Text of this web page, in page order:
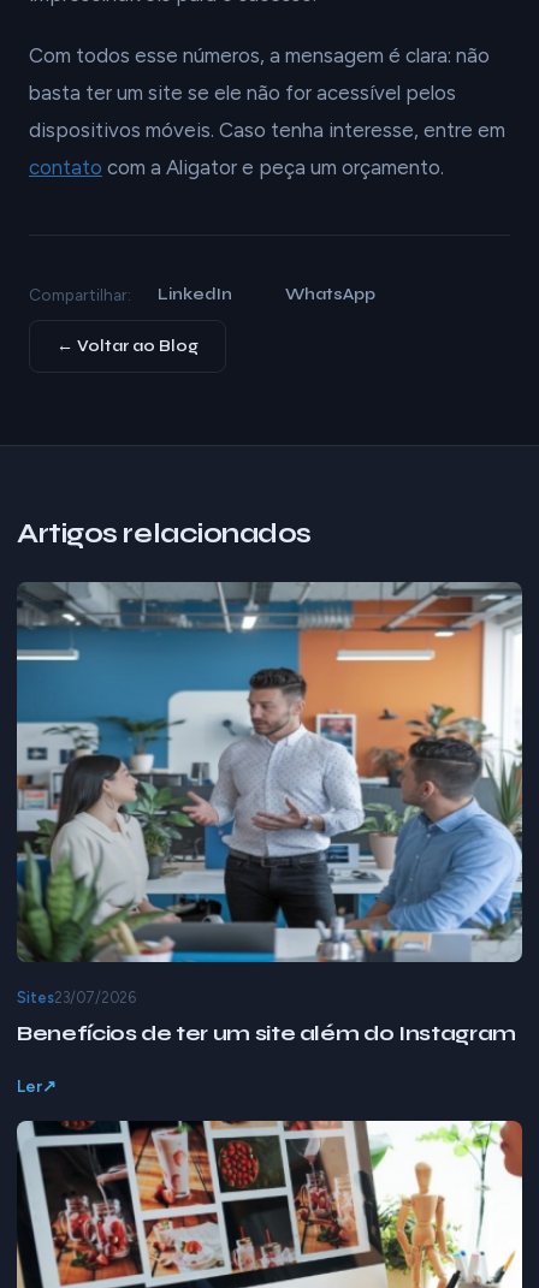
Com todos esse números, a mensagem é clara: não
basta ter um site se ele não for acessível pelos
dispositivos móveis. Caso tenha interesse, entre em
contato com a Aligator e peça um orçamento.
Compartilhar: LinkedIn WhatsApp
← Voltar ao Blog
Artigos relacionados
Sites23/07/2026
Benefícios de ter um site além do Instagram
Ler